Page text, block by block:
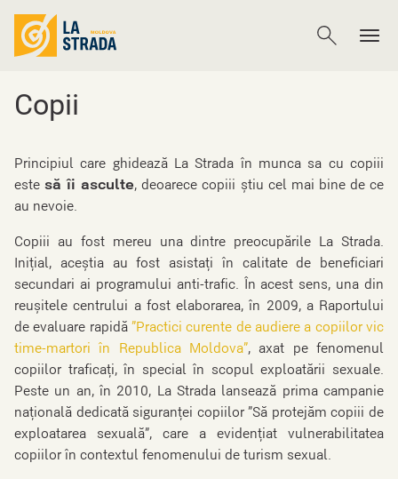
Copii
Principiul care ghidează La Strada în munca sa cu copiii
estesă îi asculte, deoarece copiii știu cel mai bine de ce
au nevoie.
Copiii au fost mereu una dintre preocupările La Strada.
Inițial, aceștia au fost asistați în calitate de beneficiari
secundari ai programului anti-trafic. În acest sens, una din
reușitele centrului a fost elaborarea, în 2009, a Raportului
de evaluare rapidă”Practici curente de audiere a copiilor vic
time-martori în Republica Moldova”, axat pe fenomenul
copiilor traficați, în special în scopul exploatării sexuale.
Peste un an, în 2010, La Strada lansează prima campanie
națională dedicată siguranței copiilor ”Să protejăm copiii de
exploatarea sexuală”, care a evidențiat vulnerabilitatea
copiilor în contextul fenomenului de turism sexual.